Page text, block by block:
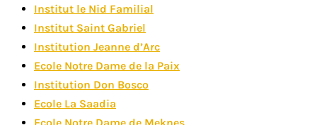
Institut le Nid Familial
Institut Saint Gabriel
Institution Jeanne d’Arc
Ecole Notre Dame de la Paix
Institution Don Bosco
Ecole La Saadia